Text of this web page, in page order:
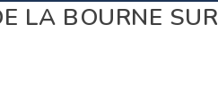
LA BOURNE SUR